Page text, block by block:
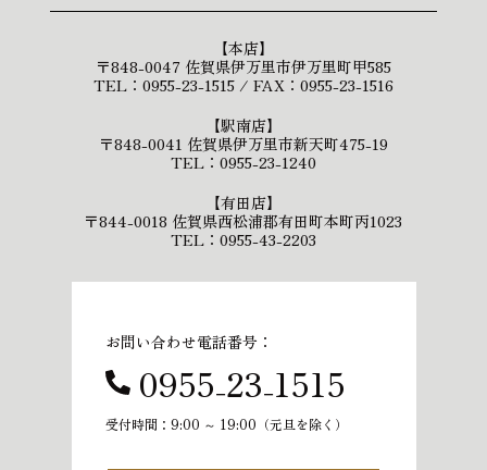
【本店】
〒848-0047 佐賀県伊万里市伊万里町甲585
TEL：0955-23-1515 / FAX：0955-23-1516
【駅南店】
〒848-0041 佐賀県伊万里市新天町475-19
TEL：0955-23-1240
【有田店】
〒844-0018 佐賀県西松浦郡有田町本町丙1023
TEL：0955-43-2203
お問い合わせ電話番号：
0955₋23₋1515
受付時間：9:00 ～ 19:00（元旦を除く）